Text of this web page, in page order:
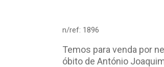
n/ref: 1896
Temos para venda por
óbito de António